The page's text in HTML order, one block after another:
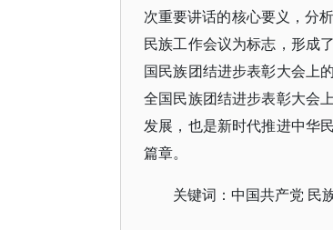
次重要讲话的核心要义，分
民族工作会议为标志，形成
国民族团结进步表彰大会上
全国民族团结进步表彰大会
发展，也是新时代推进中华
篇章。
关键词：中国共产党 民